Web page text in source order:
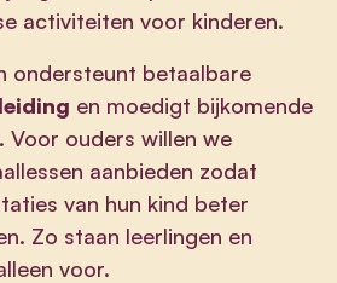
activiteiten voor kinderen.
ondersteunt betaalbare
en moedigt bijkomende
Voor ouders willen we
aanbieden zodat
van hun kind beter
Zo staan leerlingen en
voor.